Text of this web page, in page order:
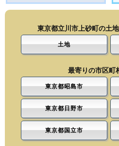
東京都立川市上砂町の土
土地
最寄りの市区町
東京都昭島市
東京都日野市
東京都国立市